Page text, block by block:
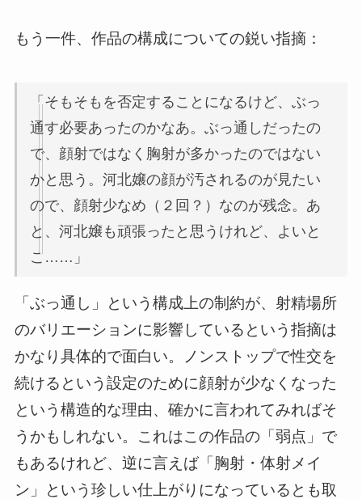
もう一件、作品の構成についての鋭い指摘：
「そもそもを否定することになるけど、ぶっ
通す必要あったのかなあ。ぶっ通しだったの
で、顔射ではなく胸射が多かったのではない
かと思う。河北嬢の顔が汚されるのが見たい
ので、顔射少なめ（２回？）なのが残念。あ
と、河北嬢も頑張ったと思うけれど、よいと
こ……」
「ぶっ通し」という構成上の制約が、射精場所
のバリエーションに影響しているという指摘は
かなり具体的で面白い。ノンストップで性交を
続けるという設定のために顔射が少なくなった
という構造的な理由、確かに言われてみればそ
うかもしれない。これはこの作品の「弱点」で
もあるけれど、逆に言えば「胸射・体射メイ
ン」という珍しい仕上がりになっているとも取